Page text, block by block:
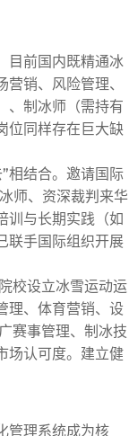
目前国内既精通冰
销、风险管理、
、制冰师（需持有
位同样存在巨大缺
相结合。邀请国际
师、资深裁判来华
训与长期实践（如
联手国际组织开展
校设立冰雪运动运
理、体育营销、设
赛事管理、制冰技
场认可度。建立健
管理系统成为核